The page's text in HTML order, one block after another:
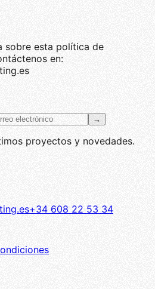
sobre esta política de
en:
→
proyectos y novedades.
+34 608 22 53 34